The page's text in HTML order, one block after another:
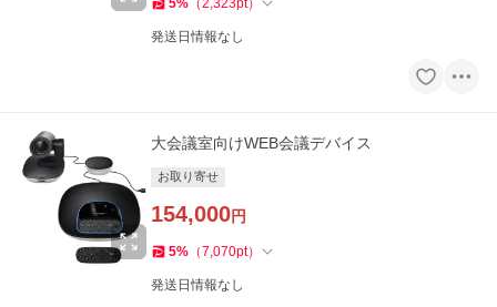
5% （2,323pt）
発送日情報なし
大会議室向けWEB会議デバイス
お取り寄せ
154,000円
5% （7,070pt）
発送日情報なし